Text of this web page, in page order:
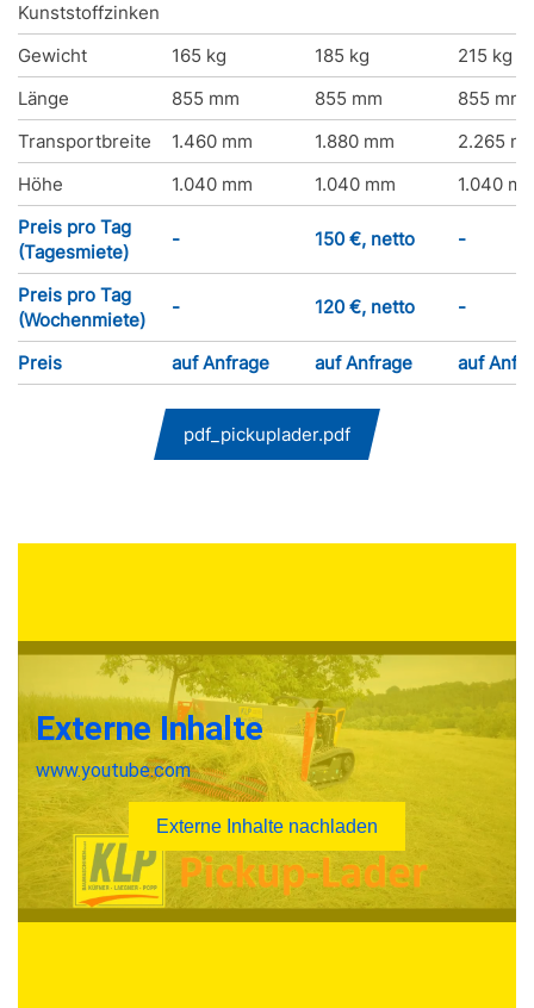
Kunststoffzinken
Gewicht 165 kg 185 kg
215 kg
Länge
855 mm 855 mm
855 mm
Transportbreite
1.460 mm 1.880 mm
2.265
Höhe
1.040 mm 1.040 mm
1.040
Preis pro Tag
(Tagesmiete)
- 150 €, netto -
Preis pro Tag
(Wochenmiete)
- 120 €, netto -
Preis auf Anfrage auf Anfrage auf
pdf_pickuplader.pdf